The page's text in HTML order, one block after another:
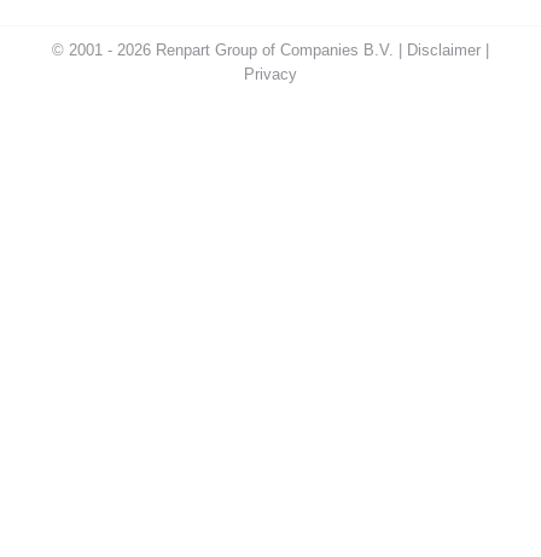
© 2001 - 2026 Renpart Group of Companies B.V. | Disclaimer
Privacy